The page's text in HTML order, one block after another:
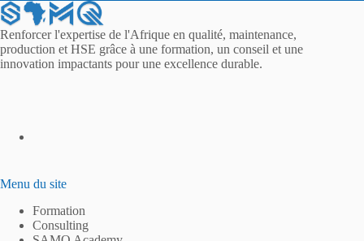
Renforcer l'expertise de l'Afrique en qualité, maintenance,
production et HSE grâce à une formation, un conseil et une
innovation impactants pour une excellence durable.
Menu du site
Formation
Consulting